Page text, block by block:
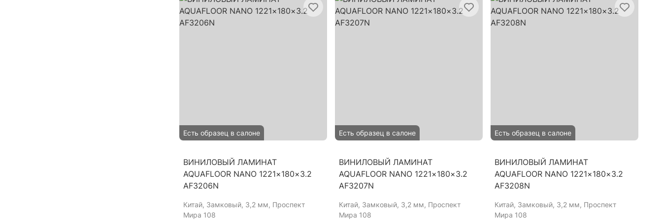
Есть образец в салоне
ВИНИЛОВЫЙ ЛАМИНАТ
AQUAFLOOR NANO 1221×180×3.2
AF3206N
Китай, Замковый, 3,2 мм, Проспект
Мира 108
Есть образец в салоне
ВИНИЛОВЫЙ ЛАМИНАТ
AQUAFLOOR NANO 1221×180×3.2
AF3207N
Китай, Замковый, 3,2 мм, Проспект
Мира 108
Есть образец в салоне
ВИНИЛОВЫЙ ЛАМИНАТ
AQUAFLOOR NANO 1221×180×3.2
AF3208N
Китай, Замковый, 3,2 мм, Проспект
Мира 108